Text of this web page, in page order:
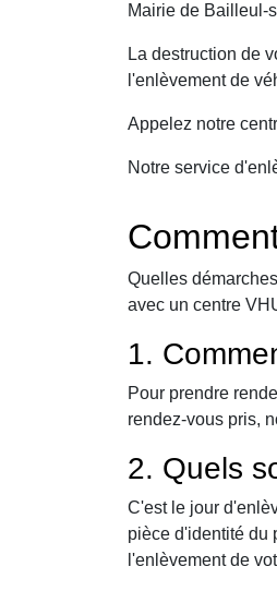
Mairie de Bailleul-
La destruction de
l'enlèvement de
Appelez notre
Notre service
Quelles
avec un centre
1.
Pour prendre
rendez-vous pris,
2. Quels
C'est le jour
pièce d'identité du
l'enlèvement de